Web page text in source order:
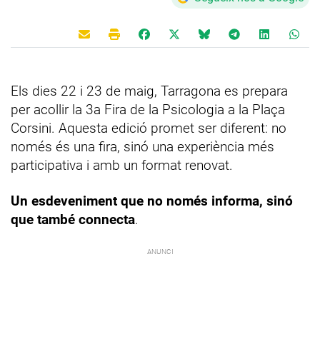
Els dies 22 i 23 de maig, Tarragona es prepara
per acollir la 3a Fira de la Psicologia a la Plaça
Corsini. Aquesta edició promet ser diferent: no
només és una fira, sinó una experiència més
participativa i amb un format renovat.
Un esdeveniment que no només informa, sinó
que també connecta.